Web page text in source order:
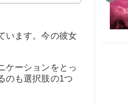
います。今の彼女
ケーションをとっ
のも選択肢の1つ